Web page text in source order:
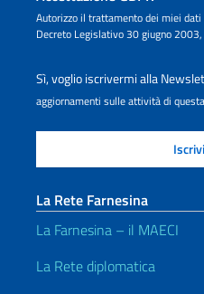
Autorizzo il trattamento dei miei dati
Decreto Legislativo 30 giugno
Sì, voglio iscrivermi alla
aggiornamenti sulle attività di
La Rete Farnesina
La Farnesina – il MAECI
La Rete diplomatica